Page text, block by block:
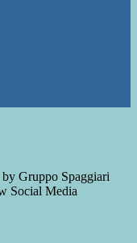
Gruppo Spaggiari
Social Media